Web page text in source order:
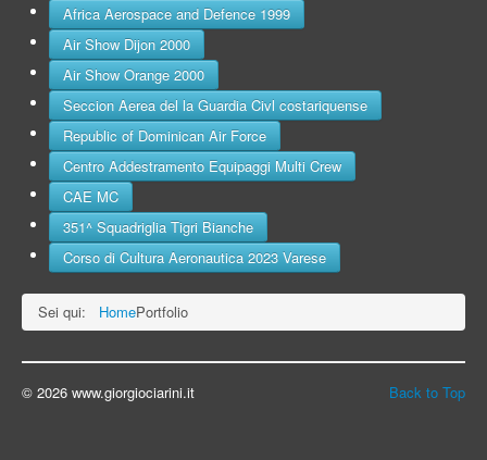
Africa Aerospace and Defence 1999
Air Show Dijon 2000
Air Show Orange 2000
Seccion Aerea del la Guardia Civl costariquense
Republic of Dominican Air Force
Centro Addestramento Equipaggi Multi Crew
CAE MC
351^ Squadriglia Tigri Bianche
Corso di Cultura Aeronautica 2023 Varese
Sei qui: HomePortfolio
Back to Top
© 2026 www.giorgiociarini.it